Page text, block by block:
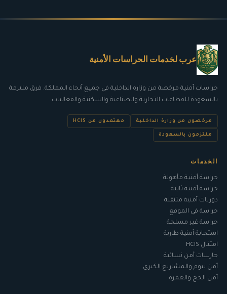
عرب لخدمات الحراسات الأمنية
حراسات أمنية مرخصة من وزارة الداخلية في جميع أنحاء المملكة. فرق ملتزمة
بالسعودة للقطاعات التجارية والصناعية والسكنية والفعاليات.
مرخصون من وزارة الداخلية معتمدون من HCIS
ملتزمون بالسعودة
الخدمات
حراسة أمنية مأهولة
حراسة أمنية ثابتة
دوريات أمنية متنقلة
حراسة في الموقع
حراسة غير مسلحة
استجابة أمنية طارئة
امتثال HCIS
حارسات أمن نسائية
أمن نيوم والمشاريع الكبرى
أمن الحج والعمرة